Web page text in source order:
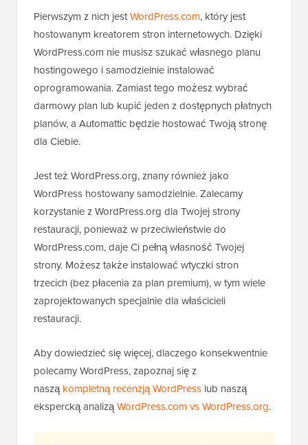
Pierwszym z nich jestWordPress.com, który jest
hostowanym kreatorem stron internetowych. Dzięki
WordPress.com nie musisz szukać własnego planu
hostingowego i samodzielnie instalować
oprogramowania. Zamiast tego możesz wybrać
darmowy plan lub kupić jeden z dostępnych płatnych
planów, a Automattic będzie hostować Twoją stronę
dla Ciebie.
Jest też WordPress.org, znany również jako
WordPress hostowany samodzielnie. Zalecamy
korzystanie z WordPress.org dla Twojej strony
restauracji, ponieważ w przeciwieństwie do
WordPress.com, daje Ci pełną własność Twojej
strony. Możesz także instalować wtyczki stron
trzecich (bez płacenia za plan premium), w tym wiele
zaprojektowanych specjalnie dla właścicieli
restauracji.
Aby dowiedzieć się więcej, dlaczego konsekwentnie
polecamy WordPress, zapoznaj się z
nasząkompletną recenzją WordPress lub naszą
ekspercką analiząWordPress.com vs WordPress.org.